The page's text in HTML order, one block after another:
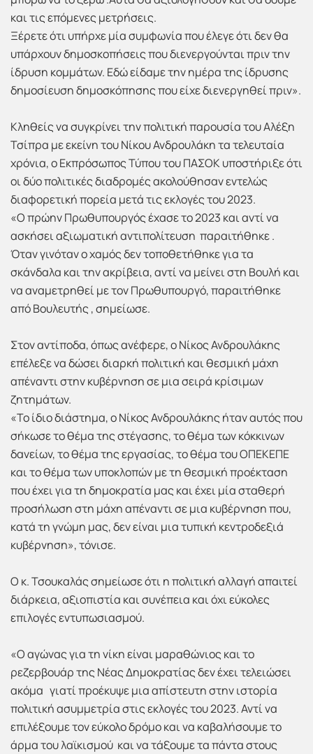
και τις επόμενες μετρήσεις.
Ξέρετε ότι υπήρχε μία συμφωνία που έλεγε ότι δεν θα
υπάρχουν δημοσκοπήσεις που διενεργούνται πριν την
ίδρυση κομμάτων. Εδώ είδαμε την ημέρα της ίδρυσης
δημοσίευση δημοσκόπησης που είχε διενεργηθεί πριν».
Κληθείς να συγκρίνει την πολιτική παρουσία του Αλέξη
Τσίπρα με εκείνη του Νίκου Ανδρουλάκη τα τελευταία
χρόνια, ο Εκπρόσωπος Τύπου του ΠΑΣΟΚ υποστήριξε ότι
οι δύο πολιτικές διαδρομές ακολούθησαν εντελώς
διαφορετική πορεία μετά τις εκλογές του 2023.
«Ο πρώην Πρωθυπουργός έχασε το 2023 και αντί να
ασκήσει αξιωματική αντιπολίτευση παραιτήθηκε .
Όταν γινόταν ο χαμός δεν τοποθετήθηκε για τα
σκάνδαλα και την ακρίβεια, αντί να μείνει στη Βουλή και
να αναμετρηθεί με τον Πρωθυπουργό, παραιτήθηκε
από Βουλευτής , σημείωσε.
Στον αντίποδα, όπως ανέφερε, ο Νίκος Ανδρουλάκης
επέλεξε να δώσει διαρκή πολιτική και θεσμική μάχη
απέναντι στην κυβέρνηση σε μια σειρά κρίσιμων
ζητημάτων.
«Το ίδιο διάστημα, ο Νίκος Ανδρουλάκης ήταν αυτός που
σήκωσε το θέμα της στέγασης, το θέμα των κόκκινων
δανείων, το θέμα της εργασίας, το θέμα του ΟΠΕΚΕΠΕ
και το θέμα των υποκλοπών με τη θεσμική προέκταση
που έχει για τη δημοκρατία μας και έχει μία σταθερή
προσήλωση στη μάχη απέναντι σε μια κυβέρνηση που,
κατά τη γνώμη μας, δεν είναι μια τυπική κεντροδεξιά
κυβέρνηση», τόνισε.
Ο κ. Τσουκαλάς σημείωσε ότι η πολιτική αλλαγή απαιτεί
διάρκεια, αξιοπιστία και συνέπεια και όχι εύκολες
επιλογές εντυπωσιασμού.
«Ο αγώνας για τη νίκη είναι μαραθώνιος και το
ρεζερβουάρ της Νέας Δημοκρατίας δεν έχει τελειώσει
ακόμα γιατί προέκυψε μια απίστευτη στην ιστορία
πολιτική ασυμμετρία στις εκλογές του 2023. Αντί να
επιλέξουμε τον εύκολο δρόμο και να καβαλήσουμε το
άρμα του λαϊκισμού και να τάξουμε τα πάντα στους